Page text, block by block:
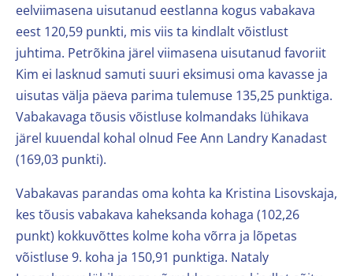
eelviimasena uisutanud eestlanna kogus vabakava
eest 120,59 punkti, mis viis ta kindlalt võistlust
juhtima. Petrõkina järel viimasena uisutanud favoriit
Kim ei lasknud samuti suuri eksimusi oma kavasse ja
uisutas välja päeva parima tulemuse 135,25 punktiga.
Vabakavaga tõusis võistluse kolmandaks lühikava
järel kuuendal kohal olnud Fee Ann Landry Kanadast
(169,03 punkti).
Vabakavas parandas oma kohta ka Kristina Lisovskaja,
kes tõusis vabakava kaheksanda kohaga (102,26
punkt) kokkuvõttes kolme koha võrra ja lõpetas
võistluse 9. koha ja 150,91 punktiga. Nataly